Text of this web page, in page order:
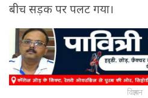
बीच सड़क पर पलट गया।
विज्ञापन